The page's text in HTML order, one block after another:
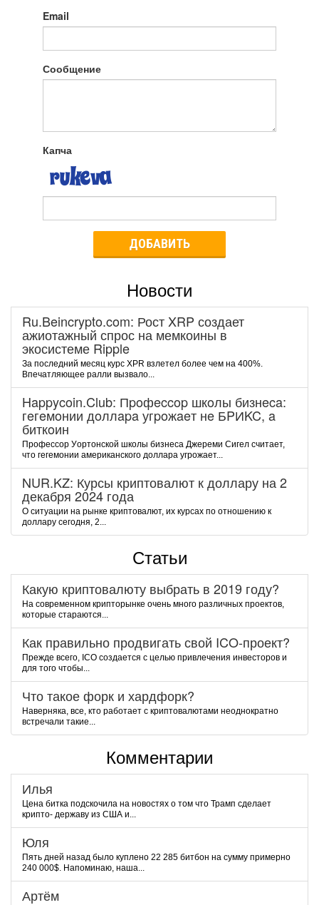
Email
Сообщение
Капча
ДОБАВИТЬ
Новости
Ru.Beincrypto.com: Рост XRP создает
ажиотажный спрос на мемкоины в
экосистеме Ripple
За последний месяц курс XPR взлетел более чем на 400%.
Впечатляющее ралли вызвало...
Happycoin.Club: Пpoфeccop шкoлы бизнeca:
гeгeмoнии дoллapa угpoжaeт нe БPИKC, a
биткoин
Пpoфeccop Уopтoнcкoй шкoлы бизнeca Джepeми Cигeл cчитaeт,
чтo гeгeмoнии aмepикaнcкoгo дoллapa угpoжaeт...
NUR.KZ: Курсы криптовалют к доллару на 2
декабря 2024 года
О ситуации на рынке криптовалют, их курсах по отношению к
доллару сегодня, 2...
Статьи
Какую криптовалюту выбрать в 2019 году?
На современном крипторынке очень много различных проектов,
которые стараются...
Как правильно продвигать свой ICO-проект?
Прежде всего, ICO создается с целью привлечения инвесторов и
для того чтобы...
Что такое форк и хардфорк?
Наверняка, все, кто работает с криптовалютами неоднократно
встречали такие...
Комментарии
Илья
Цена битка подскочила на новостях о том что Трамп сделает
крипто- державу из США и...
Юля
Пять дней назад было куплено 22 285 битбон на сумму примерно
240 000$. Напоминаю, наша...
Артём